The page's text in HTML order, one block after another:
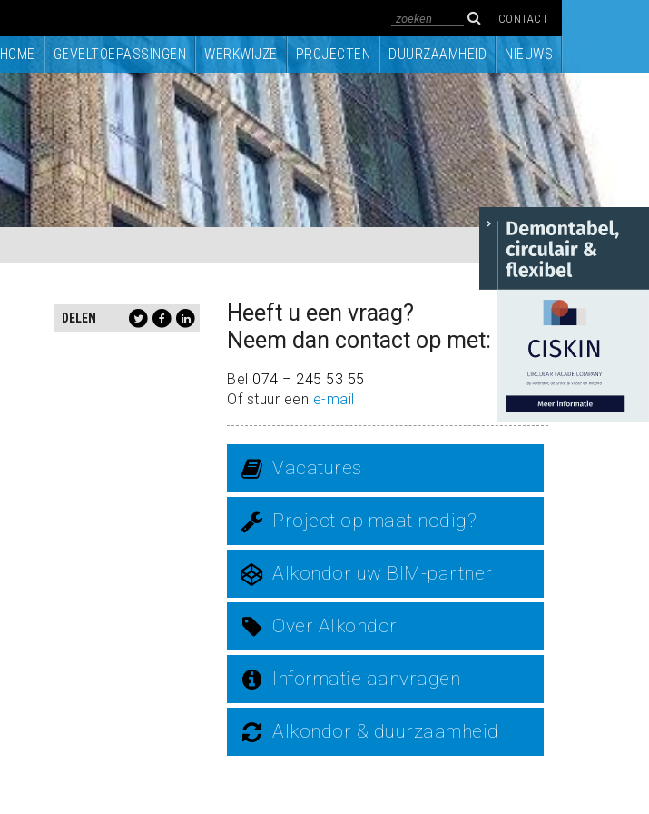
CONTACT
HOME GEVELTOEPASSINGEN WERKWIJZE PROJECTEN DUURZAAMHEID NIEUWS
DELEN
Heeft u een vraag?
Neem dan contact op met:
Bel 074 – 245 53 55
Of stuur een e-mail
Vacatures
Project op maat nodig?
Alkondor uw BIM-partner
Over Alkondor
Informatie aanvragen
Alkondor & duurzaamheid